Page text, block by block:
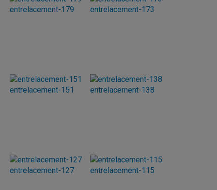
entrelacement-179 entrelacement-173
entrelacement-151 entrelacement-138
entrelacement-127 entrelacement-115